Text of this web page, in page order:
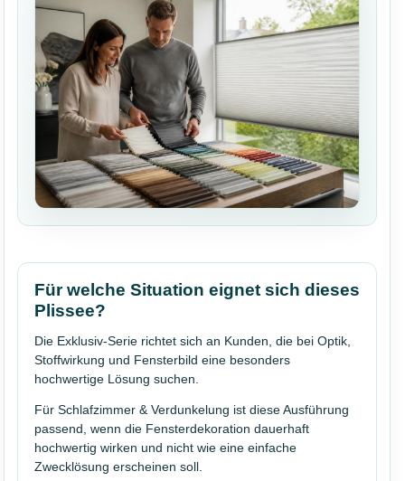
Für welche Situation eignet sich dieses
Plissee?
Die Exklusiv-Serie richtet sich an Kunden, die bei Optik,
Stoffwirkung und Fensterbild eine besonders
hochwertige Lösung suchen.
Für Schlafzimmer & Verdunkelung ist diese Ausführung
passend, wenn die Fensterdekoration dauerhaft
hochwertig wirken und nicht wie eine einfache
Zwecklösung erscheinen soll.